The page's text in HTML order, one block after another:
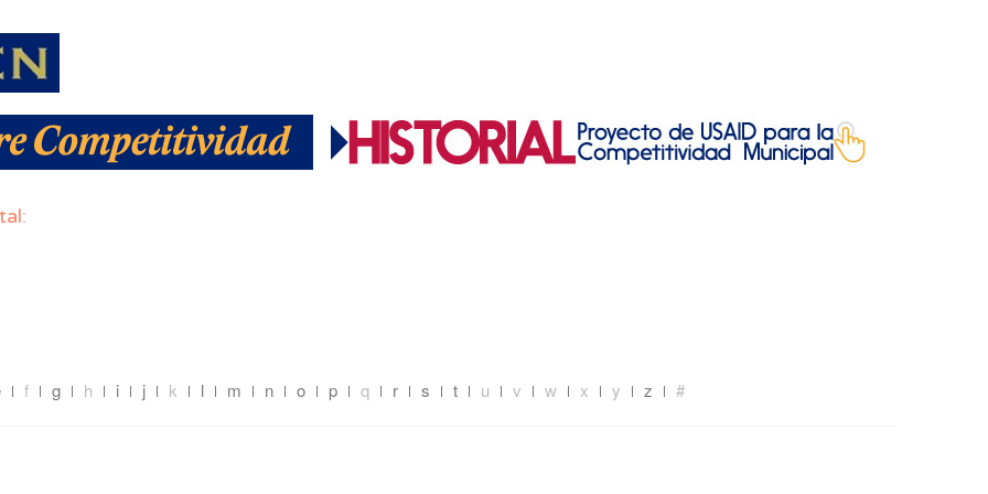
f g h i j k l m n o p q r s t u v w x y z #